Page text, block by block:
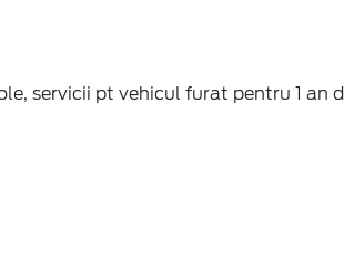
servicii pt vehicul furat pentru 1 an